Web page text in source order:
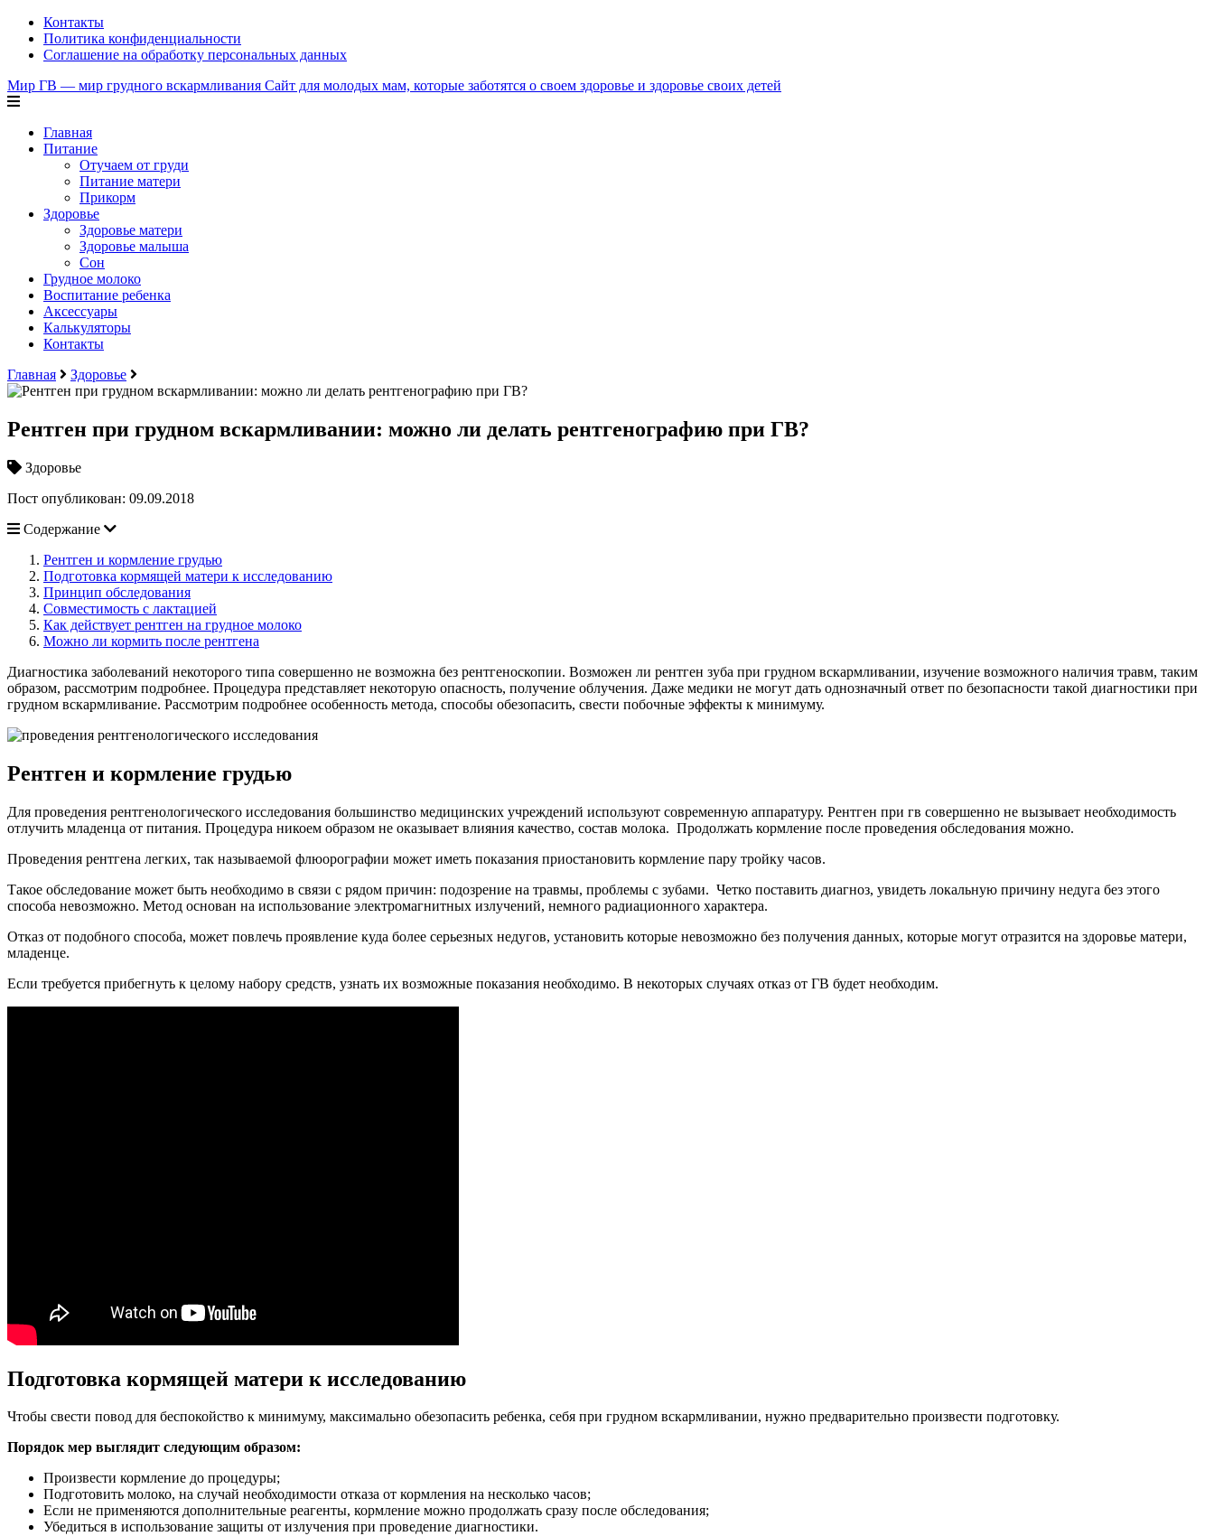
Контакты
Политика конфиденциальности
Соглашение на обработку персональных данных
Мир ГВ — мир грудного вскармливания Сайт для молодых мам, которые заботятся о своем здоровье и здоровье своих детей
Главная
Питание
Отучаем от груди
Питание матери
Прикорм
Здоровье
Здоровье матери
Здоровье малыша
Сон
Грудное молоко
Воспитание ребенка
Аксессуары
Калькуляторы
Контакты
Главная
Здоровье
Рентген при грудном вскармливании: можно ли делать рентгенографию при ГВ?
Здоровье
Пост опубликован: 09.09.2018
Содержание
Рентген и кормление грудью
Подготовка кормящей матери к исследованию
Принцип обследования
Совместимость с лактацией
Как действует рентген на грудное молоко
Можно ли кормить после рентгена
Диагностика заболеваний некоторого типа совершенно не возможна без рентгеноскопии. Возможен ли рентген зуба при грудном вскармливании, изучение возможного наличия травм, таким
образом, рассмотрим подробнее. Процедура представляет некоторую опасность, получение облучения. Даже медики не могут дать однозначный ответ по безопасности такой диагностики при
грудном вскармливание. Рассмотрим подробнее особенность метода, способы обезопасить, свести побочные эффекты к минимуму.
Рентген и кормление грудью
Для проведения рентгенологического исследования большинство медицинских учреждений используют современную аппаратуру. Рентген при гв совершенно не вызывает необходимость
отлучить младенца от питания. Процедура никоем образом не оказывает влияния качество, состав молока. Продолжать кормление после проведения обследования можно.
Проведения рентгена легких, так называемой флюорографии может иметь показания приостановить кормление пару тройку часов.
Такое обследование может быть необходимо в связи с рядом причин: подозрение на травмы, проблемы с зубами. Четко поставить диагноз, увидеть локальную причину недуга без этого
способа невозможно. Метод основан на использование электромагнитных излучений, немного радиационного характера.
Отказ от подобного способа, может повлечь проявление куда более серьезных недугов, установить которые невозможно без получения данных, которые могут отразится на здоровье матери,
младенце.
Если требуется прибегнуть к целому набору средств, узнать их возможные показания необходимо. В некоторых случаях отказ от ГВ будет необходим.
Подготовка кормящей матери к исследованию
Чтобы свести повод для беспокойство к минимуму, максимально обезопасить ребенка, себя при грудном вскармливании, нужно предварительно произвести подготовку.
Порядок мер выглядит следующим образом:
Произвести кормление до процедуры;
Подготовить молоко, на случай необходимости отказа от кормления на несколько часов;
Если не применяются дополнительные реагенты, кормление можно продолжать сразу после обследования;
Убедиться в использование защиты от излучения при проведение диагностики.